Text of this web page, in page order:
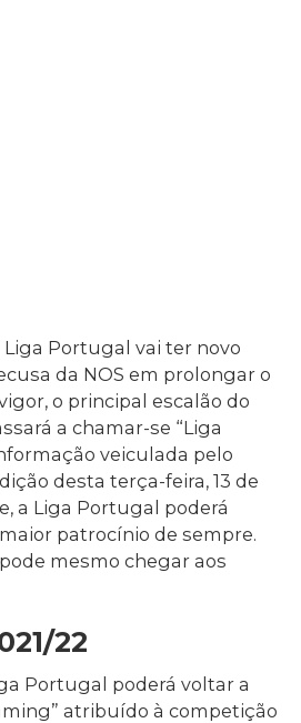
Liga Portugal vai ter novo
da NOS em prolongar o
o principal escalão do
a chamar-se “Liga
veiculada pelo
desta terça-feira, 13 de
a Liga Portugal poderá
patrocínio de sempre.
mesmo chegar aos
22
Portugal poderá voltar a
atribuído à competição